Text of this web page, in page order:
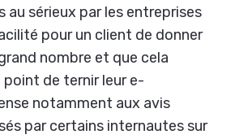
au sérieux par les entreprises
pour un client de donner
nombre et que cela
point de ternir leur e-
notamment aux avis
par certains internautes sur